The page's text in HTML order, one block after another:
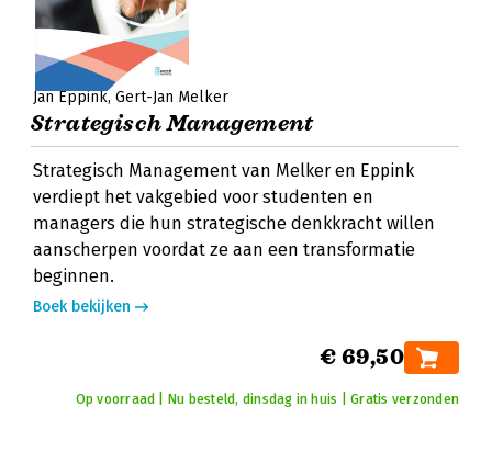
Jan Eppink Gert-Jan Melker
Strategisch Management
Strategisch Management van Melker en Eppink
verdiept het vakgebied voor studenten en
managers die hun strategische denkkracht willen
aanscherpen voordat ze aan een transformatie
beginnen.
Boek bekijken
€ 69,50
Op voorraad | Nu besteld, dinsdag in huis | Gratis verzonden